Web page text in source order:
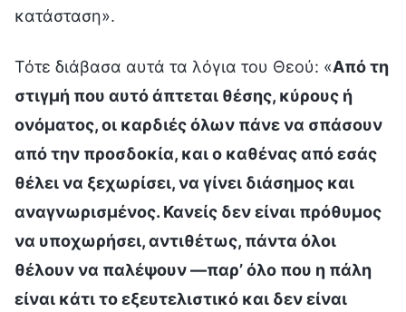
κατάσταση».
Τότε διάβασα αυτά τα λόγια του Θεού: «Από τη
στιγμή που αυτό άπτεται θέσης, κύρους ή
ονόματος, οι καρδιές όλων πάνε να σπάσουν
από την προσδοκία, και ο καθένας από εσάς
θέλει να ξεχωρίσει, να γίνει διάσημος και
αναγνωρισμένος. Κανείς δεν είναι πρόθυμος
να υποχωρήσει, αντιθέτως, πάντα όλοι
θέλουν να παλέψουν —παρ’ όλο που η πάλη
είναι κάτι το εξευτελιστικό και δεν είναι